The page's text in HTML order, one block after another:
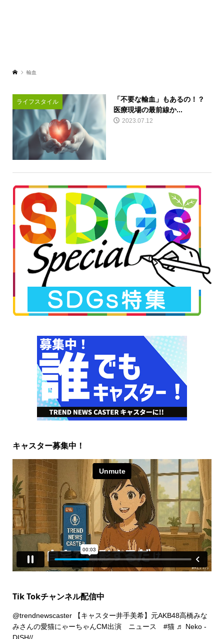
輸血
ライフスタイル
「不要な輸血」もあるの！？
医療現場の最前線か...
2023.07.12
キャスター募集中！
Tik Tokチャンネル配信中
@trendnewscaster【キャスター井手美希】元AKB48高橋みな
みさんの愛猫にゃーちゃんCM出演 ニュース #猫 ♬ Neko -
DISH//